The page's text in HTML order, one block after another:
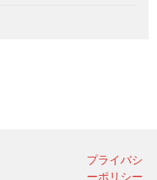
プライバシ
ーポリシー